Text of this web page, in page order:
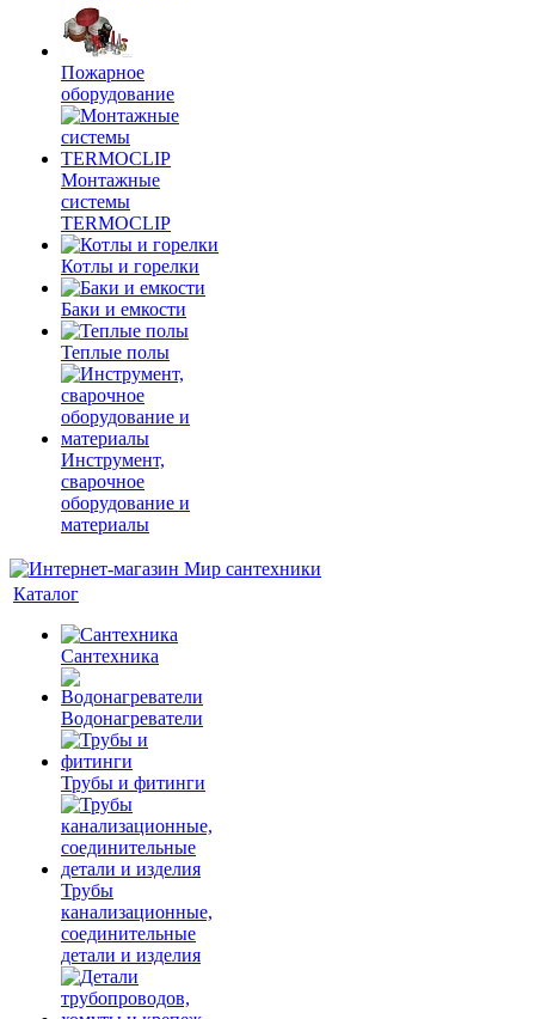
Пожарное
оборудование
Монтажные
системы
TERMOCLIP
Котлы и горелки
Баки и емкости
Теплые полы
Инструмент,
сварочное
оборудование и
материалы
Каталог
Сантехника
Водонагреватели
Трубы и фитинги
Трубы
канализационные,
соединительные
детали и изделия